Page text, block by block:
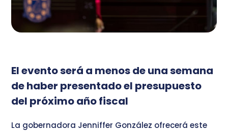
El evento será a menos de una semana
de haber presentado el presupuesto
del próximo año fiscal
La gobernadora Jenniffer González ofrecerá este